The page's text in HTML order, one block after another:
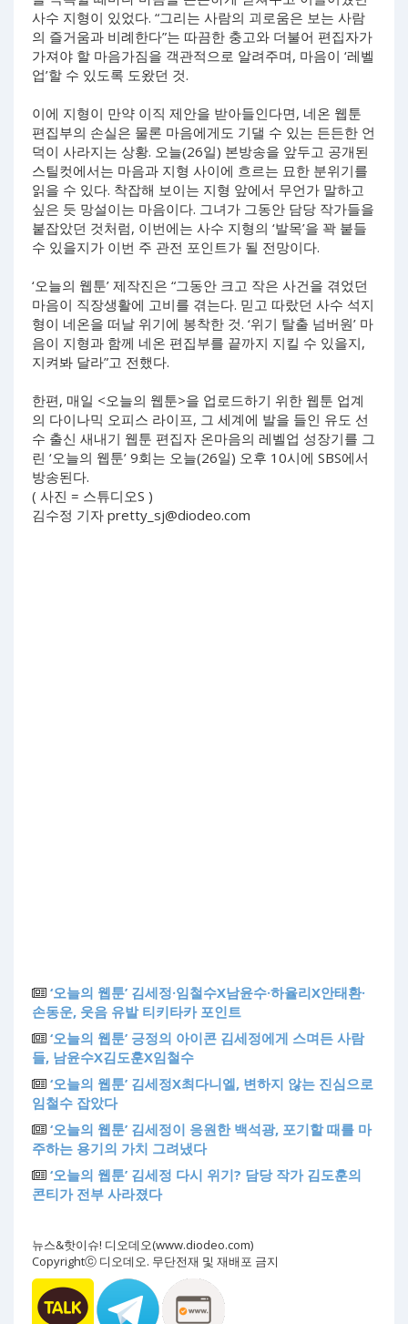
사수 지형이 있었다. “그리는 사람의 괴로움은 보는 사람
의 즐거움과 비례한다”는 따끔한 충고와 더불어 편집자가
가져야 할 마음가짐을 객관적으로 알려주며, 마음이 ‘레벨
업’할 수 있도록 도왔던 것.
이에 지형이 만약 이직 제안을 받아들인다면, 네온 웹툰
편집부의 손실은 물론 마음에게도 기댈 수 있는 든든한 언
덕이 사라지는 상황. 오늘(26일) 본방송을 앞두고 공개된
스틸컷에서는 마음과 지형 사이에 흐르는 묘한 분위기를
읽을 수 있다. 착잡해 보이는 지형 앞에서 무언가 말하고
싶은 듯 망설이는 마음이다. 그녀가 그동안 담당 작가들을
붙잡았던 것처럼, 이번에는 사수 지형의 ‘발목’을 꽉 붙들
수 있을지가 이번 주 관전 포인트가 될 전망이다.
‘오늘의 웹툰’ 제작진은 “그동안 크고 작은 사건을 겪었던
마음이 직장생활에 고비를 겪는다. 믿고 따랐던 사수 석지
형이 네온을 떠날 위기에 봉착한 것. ‘위기 탈출 넘버원’ 마
음이 지형과 함께 네온 편집부를 끝까지 지킬 수 있을지,
지켜봐 달라”고 전했다.
한편, 매일 <오늘의 웹툰>을 업로드하기 위한 웹툰 업계
의 다이나믹 오피스 라이프, 그 세계에 발을 들인 유도 선
수 출신 새내기 웹툰 편집자 온마음의 레벨업 성장기를 그
린 ‘오늘의 웹툰’ 9회는 오늘(26일) 오후 10시에 SBS에서
방송된다.
( 사진 = 스튜디오S )
김수정 기자 pretty_sj@diodeo.com
‘오늘의 웹툰’ 김세정·임철수X남윤수·하율리X안태환·
손동운, 웃음 유발 티키타카 포인트
‘오늘의 웹툰’ 긍정의 아이콘 김세정에게 스며든 사람
들, 남윤수X김도훈X임철수
‘오늘의 웹툰’ 김세정X최다니엘, 변하지 않는 진심으로
임철수 잡았다
‘오늘의 웹툰’ 김세정이 응원한 백석광, 포기할 때를 마
주하는 용기의 가치 그려냈다
‘오늘의 웹툰’ 김세정 다시 위기? 담당 작가 김도훈의
콘티가 전부 사라졌다
뉴스&핫이슈! 디오데오(www.diodeo.com)
Copyrightⓒ 디오데오. 무단전재 및 재배포 금지